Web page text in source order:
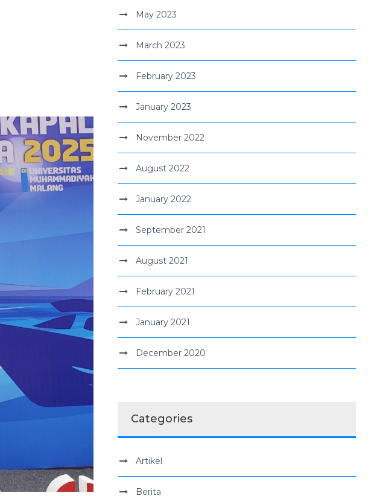
May 2023
March 2023
February 2023
January 2023
November 2022
August 2022
January 2022
September 2021
August 2021
February 2021
January 2021
December 2020
Categories
Artikel
Berita